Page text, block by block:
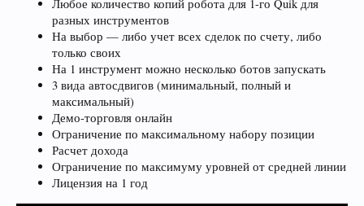
Любое количество копий робота для 1-го Quik для
разных инструментов
На выбор — либо учет всех сделок по счету, либо
только своих
На 1 инструмент можно несколько ботов запускать
3 вида автосдвигов (минимальный, полный и
максимальный)
Демо-торговля онлайн
Ограничение по максимальному набору позиции
Расчет дохода
Ограничение по максимуму уровней от средней линии
Лицензия на 1 год